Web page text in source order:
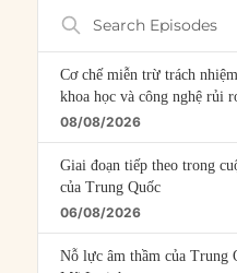
Search
Episodes
Cơ chế miễn trừ trách
khoa học và công nghệ rủi
08/08/2026
Giai đoạn tiếp theo trong
của Trung Quốc
06/08/2026
Nỗ lực âm thầm của Trung